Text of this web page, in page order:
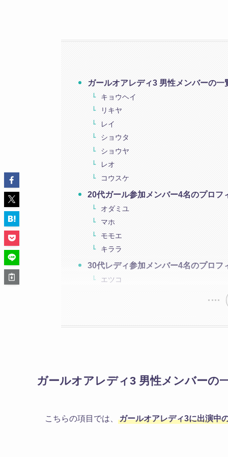
ガールオアレディ3 男性メンバーの一
キョウヘイ
リキヤ
レイ
ショウタ
ショウヤ
レオ
コウスケ
20代ガール参加メンバー4名のプロフ
オダミユ
マホ
モモエ
キララ
30代レディ参加メンバー4名のプロフ
エツコ
ガールオアレディ3 男性メンバーの
こちらの項目では、 ガールオアレディ3に出演中